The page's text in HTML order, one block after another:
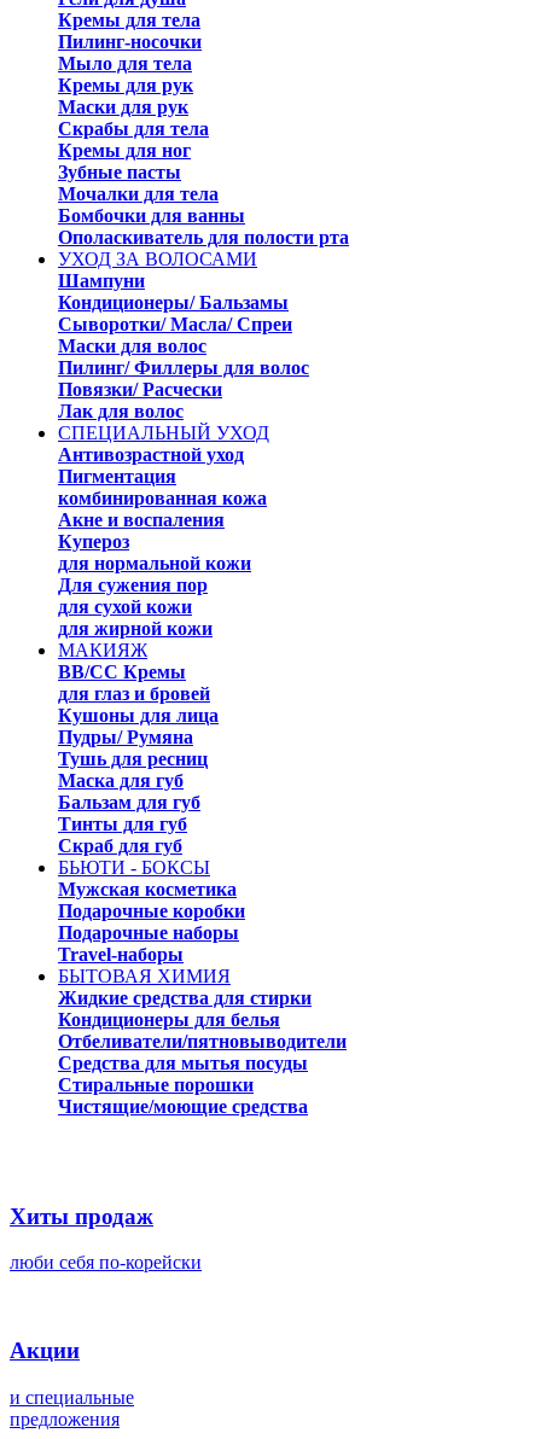
Кремы для тела
Пилинг-носочки
Мыло для тела
Кремы для рук
Маски для рук
Скрабы для тела
Кремы для ног
Зубные пасты
Мочалки для тела
Бомбочки для ванны
Ополаскиватель для полости рта
УХОД ЗА ВОЛОСАМИ
Шампуни
Кондиционеры/ Бальзамы
Сыворотки/ Масла/ Спреи
Маски для волос
Пилинг/ Филлеры для волос
Повязки/ Расчески
Лак для волос
СПЕЦИАЛЬНЫЙ УХОД
Антивозрастной уход
Пигментация
комбинированная кожа
Акне и воспаления
Купероз
для нормальной кожи
Для сужения пор
для сухой кожи
для жирной кожи
МАКИЯЖ
ВВ/СС Кремы
для глаз и бровей
Кушоны для лица
Пудры/ Румяна
Тушь для ресниц
Маска для губ
Бальзам для губ
Тинты для губ
Скраб для губ
БЬЮТИ - БОКСЫ
Мужская косметика
Подарочные коробки
Подарочные наборы
Travel-наборы
БЫТОВАЯ ХИМИЯ
Жидкие средства для стирки
Кондиционеры для белья
Отбеливатели/пятновыводители
Средства для мытья посуды
Стиральные порошки
Чистящие/моющие средства
Хиты продаж
люби себя по-корейски
Акции
и специальные
предложения